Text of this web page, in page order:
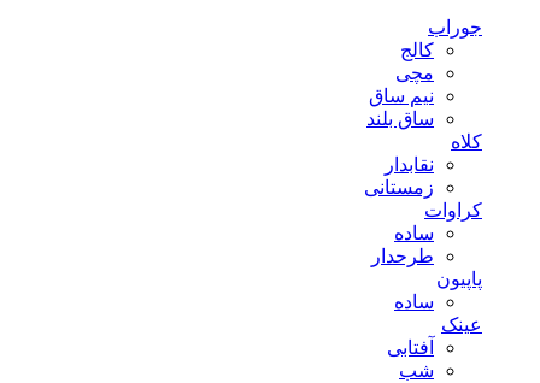
جوراب
کالج
مچی
نیم ساق
ساق بلند
کلاه
نقابدار
زمستانی
کراوات
ساده
طرحدار
پاپیون
ساده
عینک
آفتابی
شب